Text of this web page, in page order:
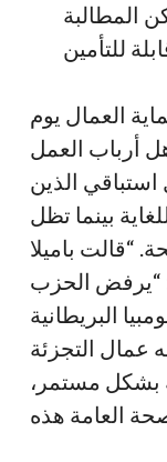
المطالبة
للتأمين
العمال يوم
أرباب العمل
الذين
بينما تظل
“قالت باميلا
“يرفض الحزب
البريطانية
عمال التجزئة
بشكل مستمر،